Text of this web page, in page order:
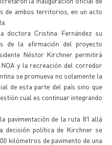
de ambos territorios, en un acto
doctora Cristina Fernández su
de la afirmación del proyecto
Néstor Kirchner permitirá
y la recreación del corredor
se promueva no solamente la
de esta parte del país sino que
cual es continuar integrando
pavimentación de la ruta 81 allá
decisión política de Kirchner se
kilómetros de pavimento de una